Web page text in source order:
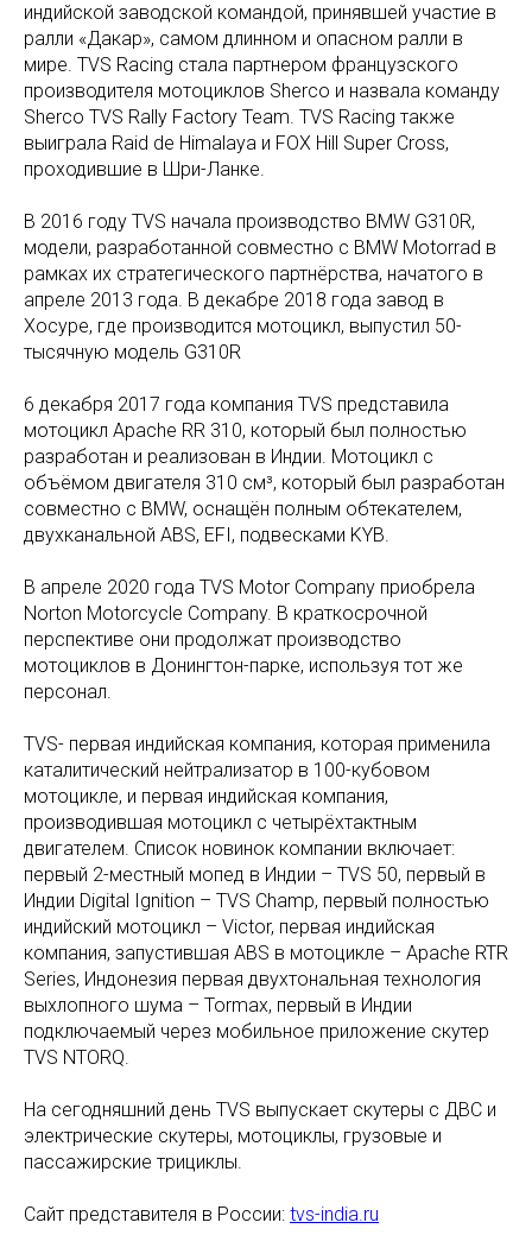
индийской заводской командой, принявшей участие в
ралли «Дакар», самом длинном и опасном ралли в
мире. TVS Racing стала партнером французского
производителя мотоциклов Sherco и назвала команду
Sherco TVS Rally Factory Team. TVS Racing также
выиграла Raid de Himalaya и FOX Hill Super Cross,
проходившие в Шри-Ланке.
В 2016 году TVS начала производство BMW G310R,
модели, разработанной совместно с BMW Motorrad в
рамках их стратегического партнёрства, начатого в
апреле 2013 года. В декабре 2018 года завод в
Хосуре, где производится мотоцикл, выпустил 50-
тысячную модель G310R
6 декабря 2017 года компания TVS представила
мотоцикл Apache RR 310, который был полностью
разработан и реализован в Индии. Мотоцикл с
объёмом двигателя 310 см³, который был разработан
совместно с BMW, оснащён полным обтекателем,
двухканальной ABS, EFI, подвесками KYB.
В апреле 2020 года TVS Motor Company приобрела
Norton Motorcycle Company. В краткосрочной
перспективе они продолжат производство
мотоциклов в Донингтон-парке, используя тот же
персонал.
TVS- первая индийская компания, которая применила
каталитический нейтрализатор в 100-кубовом
мотоцикле, и первая индийская компания,
производившая мотоцикл с четырёхтактным
двигателем. Список новинок компании включает:
первый 2-местный мопед в Индии – TVS 50, первый в
Индии Digital Ignition – TVS Champ, первый полностью
индийский мотоцикл – Victor, первая индийская
компания, запустившая ABS в мотоцикле – Apache RTR
Series, Индонезия первая двухтональная технология
выхлопного шума – Tormax, первый в Индии
подключаемый через мобильное приложение скутер
TVS NTORQ.
На сегодняшний день TVS выпускает скутеры с ДВС и
электрические скутеры, мотоциклы, грузовые и
пассажирские трициклы.
Сайт представителя в России: tvs-india.ru